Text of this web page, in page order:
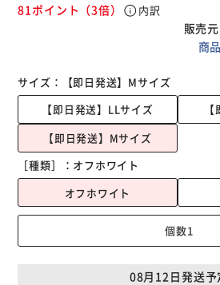
81ポイント （3倍） info内訳
販売元
商
サイズ：
【即日発送】Mサイズ
【即日発送】LLサイズ
【即日発送】Mサイズ
［種類］： オフホワイト
オフホワイト
08月12日発送予